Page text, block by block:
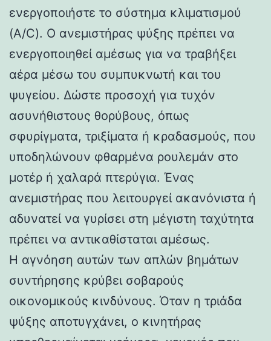
ενεργοποιήστε το σύστημα κλιματισμού
(A/C). Ο ανεμιστήρας ψύξης πρέπει να
ενεργοποιηθεί αμέσως για να τραβήξει
αέρα μέσω του συμπυκνωτή και του
ψυγείου. Δώστε προσοχή για τυχόν
ασυνήθιστους θορύβους, όπως
σφυρίγματα, τριξίματα ή κραδασμούς, που
υποδηλώνουν φθαρμένα ρουλεμάν στο
μοτέρ ή χαλαρά πτερύγια. Ένας
ανεμιστήρας που λειτουργεί ακανόνιστα ή
αδυνατεί να γυρίσει στη μέγιστη ταχύτητα
πρέπει να αντικαθίσταται αμέσως.
Η αγνόηση αυτών των απλών βημάτων
συντήρησης κρύβει σοβαρούς
οικονομικούς κινδύνους. Όταν η τριάδα
ψύξης αποτυγχάνει, ο κινητήρας